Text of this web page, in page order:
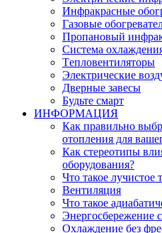
Инфракрасные
Газовые
Пропановый
Система
Tепловентиляторы
Электрические
Дверные завесы
Будьте смарт
ИНФOРМАЦИЯ
Как правильно
отопления для
Как стереотипы
оборудования?
Что такое лучистое
Вентиляция
Что такое
Энергосбережение
Охлаждение без